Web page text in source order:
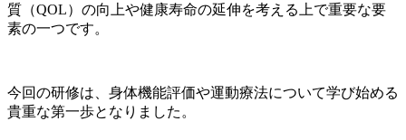
質（QOL）の向上や健康寿命の延伸を考える上で重要な要
素の一つです。
今回の研修は、身体機能評価や運動療法について学び始める
貴重な第一歩となりました。